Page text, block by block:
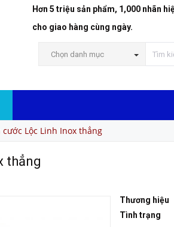
Hơn 5 triệu sản phẩm, 1,000 nhãn
cho giao hàng cùng ngày.
Chọn danh mục
cước Lộc Linh Inox thẳng
thẳng
Thương hiệu
Tình trạng